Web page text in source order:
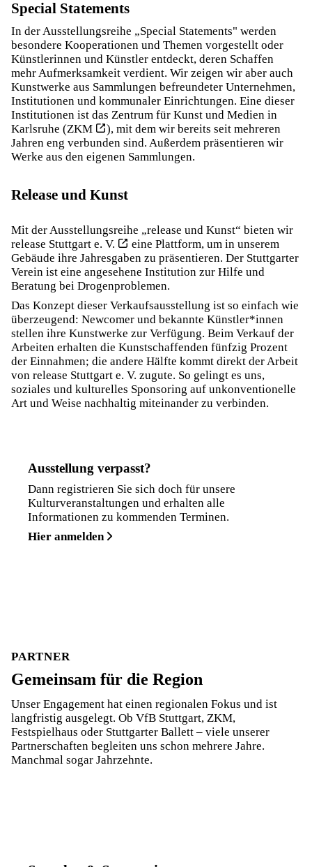
Special Statements
In der Ausstellungsreihe „Special Statements" werden
besondere Kooperationen und Themen vorgestellt oder
Künstlerinnen und Künstler entdeckt, deren Schaffen
mehr Aufmerksamkeit verdient. Wir zeigen wir aber auch
Kunstwerke aus Sammlungen befreundeter Unternehmen,
Institutionen und kommunaler Einrichtungen. Eine dieser
Institutionen ist das Zentrum für Kunst und Medien in
Karlsruhe (ZKM
), mit dem wir bereits seit mehreren
Jahren eng verbunden sind. Außerdem präsentieren wir
Werke aus den eigenen Sammlungen.
Release und Kunst
Mit der Ausstellungsreihe „release und Kunst“ bieten wir
release Stuttgart e. V.
eine Plattform, um in unserem
Gebäude ihre Jahresgaben zu präsentieren. Der Stuttgarter
Verein ist eine angesehene Institution zur Hilfe und
Beratung bei Drogenproblemen.
Das Konzept dieser Verkaufs­ausstellung ist so einfach wie
überzeugend: Newcomer und bekannte Künstler*innen
stellen ihre Kunstwerke zur Verfügung. Beim Verkauf der
Arbeiten erhalten die Kunstschaffenden fünfzig Prozent
der Einnahmen; die andere Hälfte kommt direkt der Arbeit
von release Stuttgart e. V. zugute. So gelingt es uns,
soziales und kulturelles Sponsoring auf unkonventionelle
Art und Weise nachhaltig miteinander zu verbinden.
Ausstellung verpasst?
Dann registrieren Sie sich doch für unsere
Kulturveranstaltungen und erhalten alle
Informationen zu kommenden Terminen.
Hier anmelden
PARTNER
Gemeinsam für die Region
Unser Engagement hat einen regionalen Fokus und ist
langfristig ausgelegt. Ob VfB Stuttgart, ZKM,
Festspielhaus oder Stuttgarter Ballett – viele unserer
Partnerschaften begleiten uns schon mehrere Jahre.
Manchmal sogar Jahrzehnte.